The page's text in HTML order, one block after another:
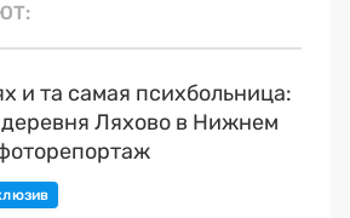
и та самая психбольница:
Ляхово в Нижнем